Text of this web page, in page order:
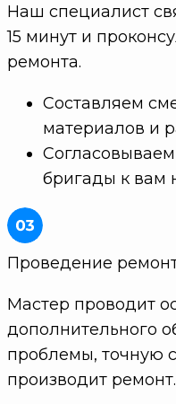
Наш специалист
15 минут и
ремонта.
Составляем
материалов и
бригады к вам
Проведение
Мастер проводит
дополнительного
проблемы, точную
производит ремонт.